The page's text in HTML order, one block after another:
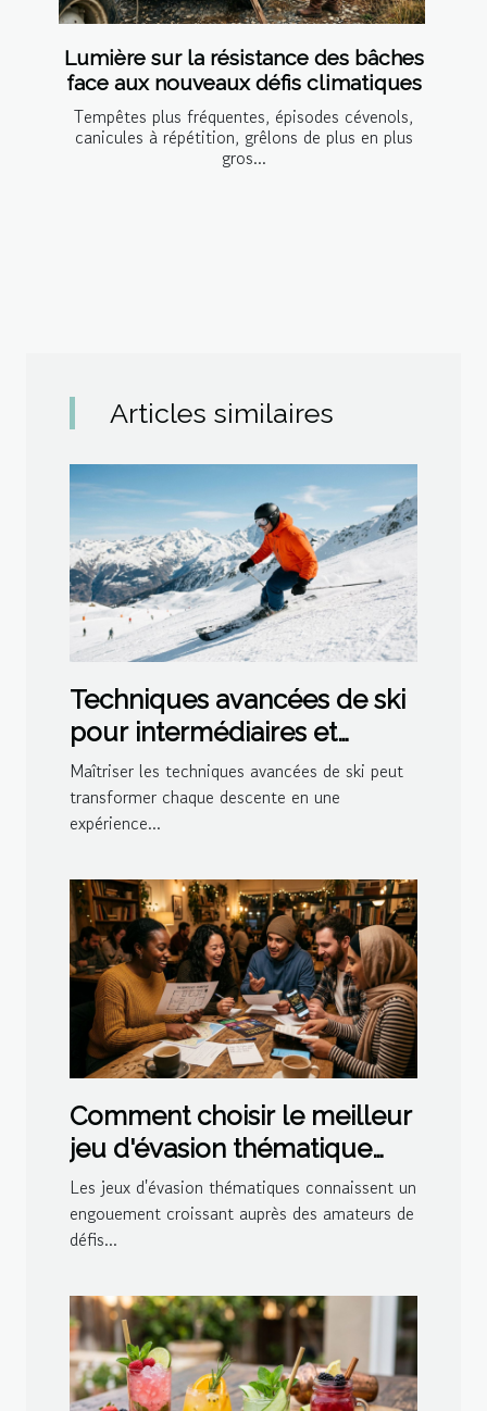
Lumière sur la résistance des bâches
face aux nouveaux défis climatiques
Tempêtes plus fréquentes, épisodes cévenols,
canicules à répétition, grêlons de plus en plus
gros...
Articles similaires
Techniques avancées de ski
pour intermédiaires et
experts
Maîtriser les techniques avancées de ski peut
transformer chaque descente en une
expérience...
Comment choisir le meilleur
jeu d'évasion thématique
pour votre prochaine sortie
?
Les jeux d'évasion thématiques connaissent un
engouement croissant auprès des amateurs de
défis...